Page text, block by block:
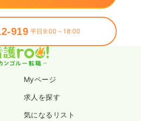
919 平日9:00～18:00
Myページ
求人を探す
気になるリスト